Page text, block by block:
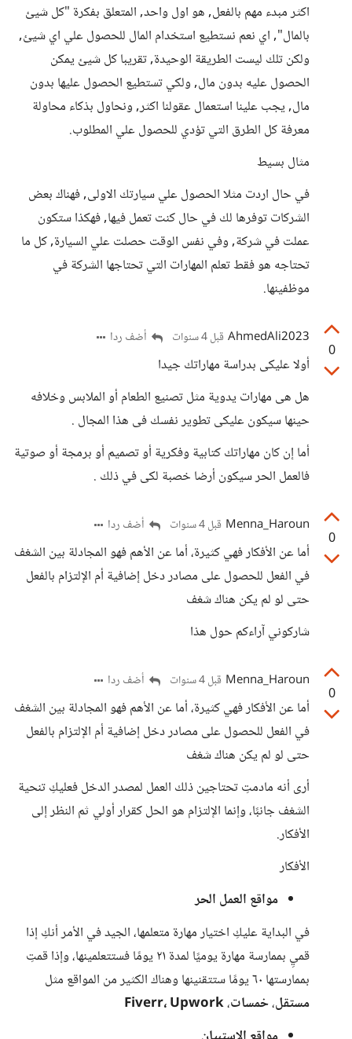
اكثر مبدء مهم بالفعل, هو اول واحد, المتعلق بفكرة "كل شيئ
بالمال", اي نعم نستطيع استخدام المال للحصول علي اي شيئ,
ولكن تلك ليست الطريقة الوحيدة, تقريبا كل شيئ يمكن
الحصول عليه بدون مال, ولكي تستطيع الحصول عليها بدون
مال, يجب علينا استعمال عقولنا اكثر, ونحاول بذكاء محاولة
معرفة كل الطرق التي تؤدي للحصول علي المطلوب.
مثال بسيط
في حال اردت مثلا الحصول علي سيارتك الاولى, فهناك بعض
الشركات توفرها لك في حال كنت تعمل فيها, فهكذا ستكون
عملت في شركة, وفي نفس الوقت حصلت علي السيارة, كل ما
تحتاجه هو فقط تعلم المهارات التي تحتاجها الشركة في
موظفينها.
0
AhmedAli2023 قبل 4 سنوات أضف ردا
أولا عليكى بدراسة مهاراتك جيدا
هل هى مهارات يدوية مثل تصنيع الطعام أو الملابس وخلافه
حينها سيكون عليكى تطوير نفسك فى هذا المجال .
أما إن كان مهاراتك كتابية وفكرية أو تصميم أو برمجة أو صوتية
فالعمل الحر سيكون أرضا خصبة لكى في ذلك .
0
Menna_Haroun قبل 4 سنوات أضف ردا
أما عن الأفكار فهي كثيرة، أما عن الأهم فهو المجادلة بين الشغف
في الفعل للحصول على مصادر دخل إضافية أم الإلتزام بالفعل
حتى لو لم يكن هناك شغف
شاركوني آراءكم حول هذا
0
Menna_Haroun قبل 4 سنوات أضف ردا
أما عن الأفكار فهي كثيرة، أما عن الأهم فهو المجادلة بين الشغف
في الفعل للحصول على مصادر دخل إضافية أم الإلتزام بالفعل
حتى لو لم يكن هناك شغف
أرى أنه مادمتِ تحتاجين ذلك العمل لمصدر الدخل فعليكِ تنحية
الشغف جانبًا، وإنما الإلتزام هو الحل كقرار أولي ثم النظر إلى
الأفكار.
الأفكار
مواقع العمل الحر
في البداية عليكِ اختيار مهارة متعلمها، الجيد في الأمر أنكِ إذا
قميِ بممارسة مهارة يوميًا لمدة ٢١ يومًا فستتعلمينها، وإذا قمتِ
بممارستها ٦٠ يومًا ستتقنينها وهناك الكثير من المواقع مثل
مستقل،خمسات،Fiverr، Upwork